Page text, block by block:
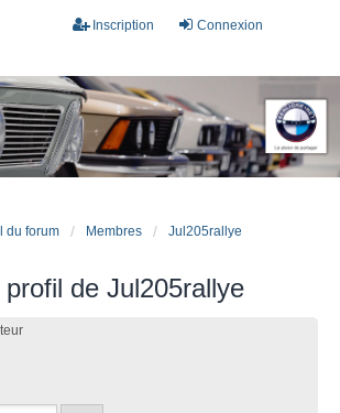
Connexion
Inscription
du forum Membres Jul205rallye
de Jul205rallye